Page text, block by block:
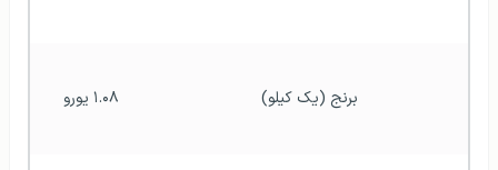
برنج (یک کیلو) ۱.۰۸ یورو